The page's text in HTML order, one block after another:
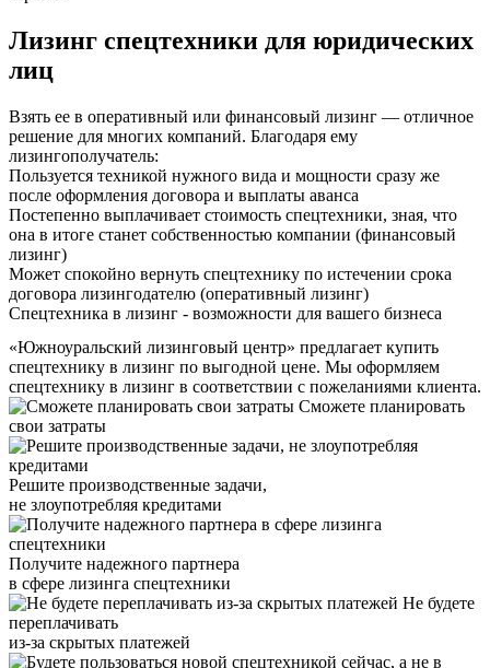
Лизинг спецтехники для юридических
лиц
Взять ее в оперативный или финансовый лизинг — отличное
решение для многих компаний. Благодаря ему
лизингополучатель:
Пользуется техникой нужного вида и мощности сразу же
после оформления договора и выплаты аванса
Постепенно выплачивает стоимость спецтехники, зная, что
она в итоге станет собственностью компании (финансовый
лизинг)
Может спокойно вернуть спецтехнику по истечении срока
договора лизингодателю (оперативный лизинг)
Спецтехника в лизинг - возможности для вашего бизнеса
«Южноуральский лизинговый центр» предлагает купить
спецтехнику в лизинг по выгодной цене. Мы оформляем
спецтехнику в лизинг в соответствии с пожеланиями клиента.
Сможете планировать
свои затраты
Решите производственные задачи,
не злоупотребляя кредитами
Получите надежного партнера
в сфере лизинга спецтехники
Не будете
переплачивать
из-за скрытых платежей